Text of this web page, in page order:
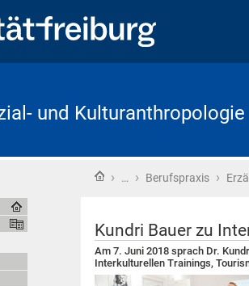
und Kulturanthropologie
Startseite
› … › Berufspraxis ›
Kundri Bauer zu
Am 7. Juni 2018 sprach Dr.
Interkulturellen Trainings,